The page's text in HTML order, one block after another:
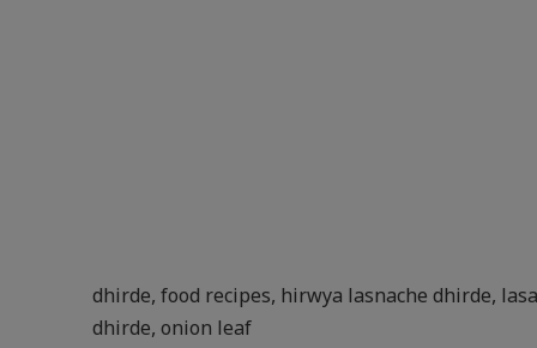
dhirde, food recipes, hirwya lasnache dhirde,
dhirde, onion leaf